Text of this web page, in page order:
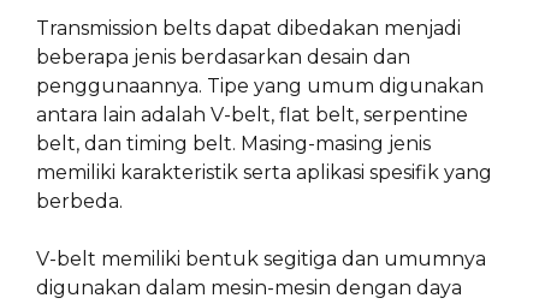
Transmission belts dapat dibedakan menjadi
beberapa jenis berdasarkan desain dan
penggunaannya. Tipe yang umum digunakan
antara lain adalah V-belt, flat belt, serpentine
belt, dan timing belt. Masing-masing jenis
memiliki karakteristik serta aplikasi spesifik yang
berbeda.
V-belt memiliki bentuk segitiga dan umumnya
digunakan dalam mesin-mesin dengan daya